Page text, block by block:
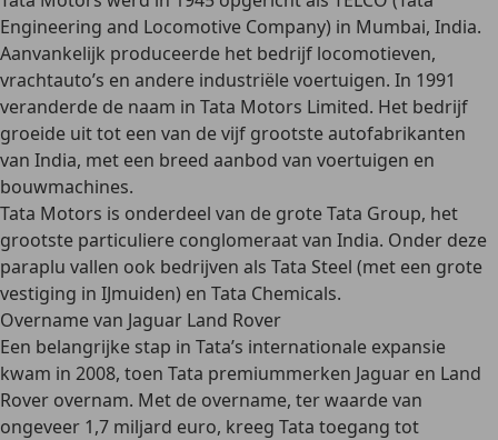
Engineering and Locomotive Company) in Mumbai, India.
Aanvankelijk produceerde het bedrijf locomotieven,
vrachtauto’s en andere industriële voertuigen. In 1991
veranderde de naam in Tata Motors Limited. Het bedrijf
groeide uit tot een van de vijf grootste autofabrikanten
van India, met een breed aanbod van voertuigen en
bouwmachines.
Tata Motors is onderdeel van de groteTata Group, het
grootste particuliere conglomeraat van India. Onder deze
paraplu vallen ook bedrijven als Tata Steel (met een grote
vestiging in IJmuiden) en Tata Chemicals.
Overname van Jaguar Land Rover
Een belangrijke stap in Tata’s internationale expansie
kwam in 2008, toen Tata premiummerken Jaguar en Land
Rover overnam. Met de overname, ter waarde van
ongeveer 1,7 miljard euro, kreeg Tata toegang tot